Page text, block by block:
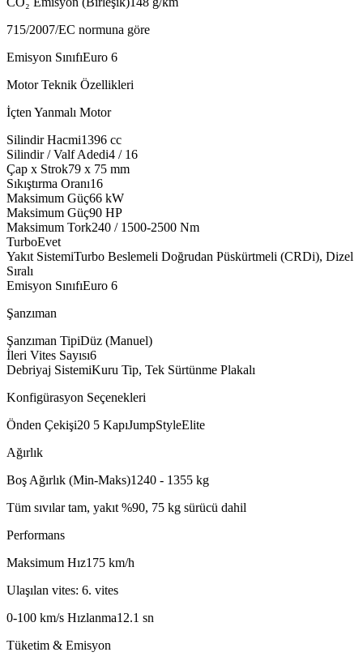
715/2007/EC normuna göre
Emisyon SınıfıEuro 6
Motor Teknik Özellikleri
İçten Yanmalı Motor
Silindir Hacmi1396 cc
Silindir / Valf Adedi4 / 16
Çap x Strok79 x 75 mm
Sıkıştırma Oranı16
Maksimum Güç66 kW
Maksimum Güç90 HP
Maksimum Tork240 / 1500-2500 Nm
TurboEvet
Yakıt SistemiTurbo Beslemeli Doğrudan Püskürtmeli (CRDi), Dizel
Sıralı
Emisyon SınıfıEuro 6
Şanzıman
Şanzıman TipiDüz (Manuel)
İleri Vites Sayısı6
Debriyaj SistemiKuru Tip, Tek Sürtünme Plakalı
Konfigürasyon Seçenekleri
Önden Çekişi20 5 KapıJumpStyleElite
Ağırlık
Boş Ağırlık (Min-Maks)1240 - 1355 kg
Tüm sıvılar tam, yakıt %90, 75 kg sürücü dahil
Performans
Maksimum Hız175 km/h
Ulaşılan vites: 6. vites
0-100 km/s Hızlanma12.1 sn
Tüketim & Emisyon